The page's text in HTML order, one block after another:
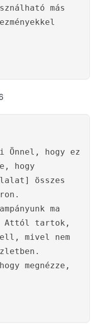
más
Önnel, hogy ez
hogy
összes
ma
Attól tartok,
mivel nem
megnézze,